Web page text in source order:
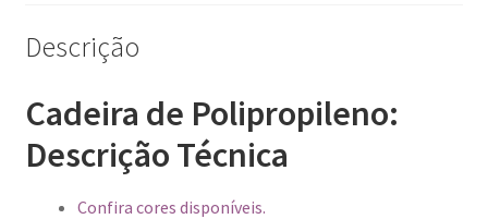
Descrição
Cadeira de Polipropileno:
Descrição Técnica
Confira cores disponíveis.